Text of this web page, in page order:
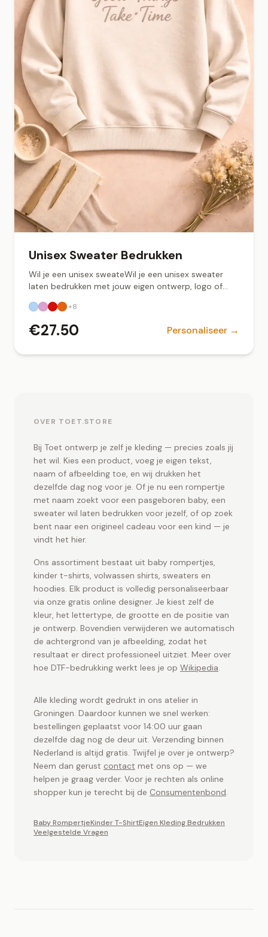
Unisex Sweater Bedrukken
Wil je een unisex sweateWil je een unisex sweater
laten bedrukken met jouw eigen ontwerp, logo of
sweater online en zorgen wij voor een professionele,
duurzame bedrukking. Deze unisex sweater is
geschikt voor zowel dames als heren en heeft een
katoenblend voor langdurig draagcomfort. Ideaal
en kleurvast ✔ Verkrijgbaar in meerdere kleuren en
bedrukken voor je bedrijf, sportteam of als
persoonlijk cadeau? Upload je ontwerp en ontvang
een uniek en professioneel resultaat. Sweater
bedrukken in Groningen Zoek je een betrouwbare
partij voor een sweater bedrukken in Groningen?
Toet.store verzorgt professionele textielbedrukking
met snelle levertijden en persoonlijke service.r laten
bedrukken met jouw eigen ontwerp of logo? Bij
Toet.store ontwerp je online. Snel geleverd vanuit
+8
€27.50 Personaliseer →
OVER TOET.STORE
Bij Toet ontwerp je zelf je kleding — precies zoals jij
het wil. Kies een product, voeg je eigen tekst,
naam of afbeelding toe, en wij drukken het
dezelfde dag nog voor je. Of je nu een rompertje
met naam zoekt voor een pasgeboren baby, een
sweater wil laten bedrukken voor jezelf, of op zoek
bent naar een origineel cadeau voor een kind — je
vindt het hier.
Ons assortiment bestaat uit baby rompertjes,
kinder t-shirts, volwassen shirts, sweaters en
hoodies. Elk product is volledig personaliseerbaar
via onze gratis online designer. Je kiest zelf de
kleur, het lettertype, de grootte en de positie van
je ontwerp. Bovendien verwijderen we automatisch
de achtergrond van je afbeelding, zodat het
resultaat er direct professioneel uitziet. Meer over
hoe DTF-bedrukking werkt lees je op Wikipedia.
Alle kleding wordt gedrukt in ons atelier in
Groningen. Daardoor kunnen we snel werken:
bestellingen geplaatst voor 14:00 uur gaan
dezelfde dag nog de deur uit. Verzending binnen
Nederland is altijd gratis. Twijfel je over je ontwerp?
Neem dan gerust contact met ons op — we
helpen je graag verder. Voor je rechten als online
shopper kun je terecht bij de Consumentenbond.
Baby RompertjeKinder T-ShirtEigen Kleding Bedrukken
Veelgestelde Vragen